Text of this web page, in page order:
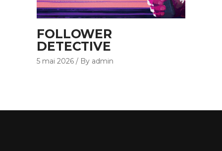
FOLLOWER
DETECTIVE
5 mai 2026 By admin